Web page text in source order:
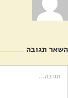
השאר תגובה